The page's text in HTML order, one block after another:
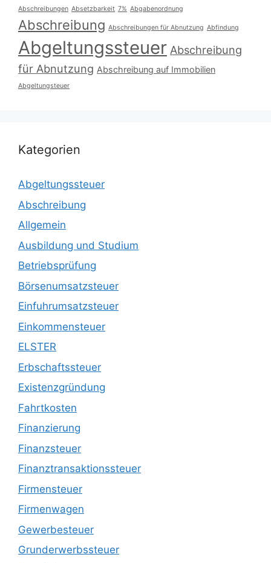
Abschreibungen Absetzbarkeit 7% Abgabenordnung
Abschreibung Abschreibungen für Abnutzung Abfindung
Abgeltungssteuer Abschreibung
für Abnutzung Abschreibung auf Immobilien
Abgeltungsteuer
Kategorien
Abgeltungssteuer
Abschreibung
Allgemein
Ausbildung und Studium
Betriebsprüfung
Börsenumsatzsteuer
Einfuhrumsatzsteuer
Einkommensteuer
ELSTER
Erbschaftssteuer
Existenzgründung
Fahrtkosten
Finanzierung
Finanzsteuer
Finanztransaktionssteuer
Firmensteuer
Firmenwagen
Gewerbesteuer
Grunderwerbssteuer